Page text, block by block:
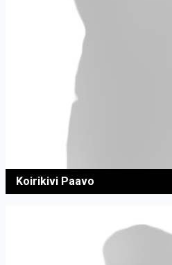
Koirikivi Paavo